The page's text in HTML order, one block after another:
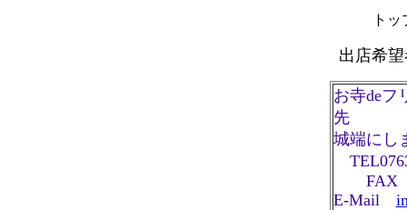
ト
出店希
お寺de
先
城端にし
FAX
E-Mail